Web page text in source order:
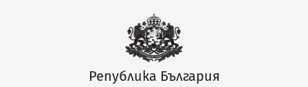
Република България